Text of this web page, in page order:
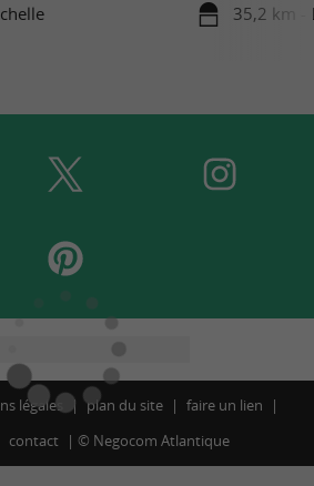
35,2 km -
légales plan du site
faire un lien
contact © Negocom Atlantique